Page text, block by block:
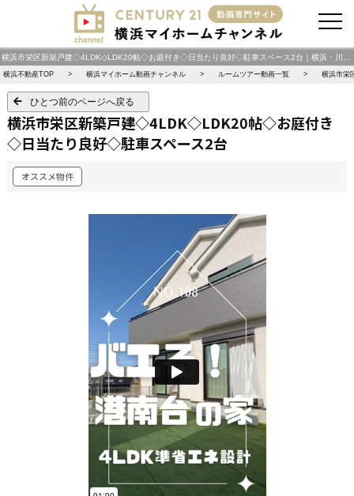
横浜不動産TOP 横浜マイホーム動画チャンネル ルームツアー動画一覧 横浜市栄
ひとつ前のページへ戻る
横浜市栄区新築戸建◇4LDK◇LDK20帖◇お庭付き
◇日当たり良好◇駐車スペース2台
オススメ物件